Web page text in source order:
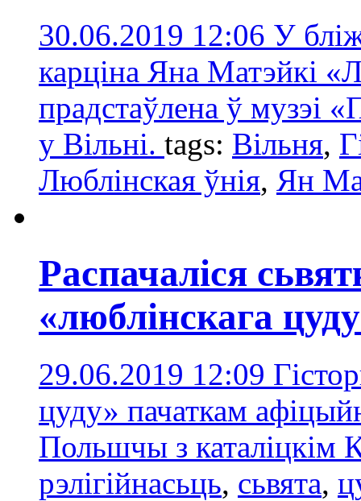
30.06.2019 12:06 У
карціна Яна Матэйкі
прадстаўлена ў музэі
у Вільні. tags: Вільня,
Люблінская ўнія, Ян
Распачаліся
«люблінскага
29.06.2019 12:09
цуду» пачаткам
Польшчы з каталіцкім
рэлігійнасьць, сьвята,